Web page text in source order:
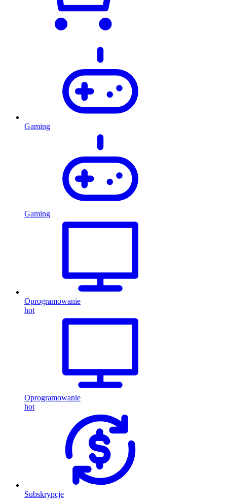
Gaming
Gaming
Oprogramowanie
hot
Oprogramowanie
hot
Subskrypcje